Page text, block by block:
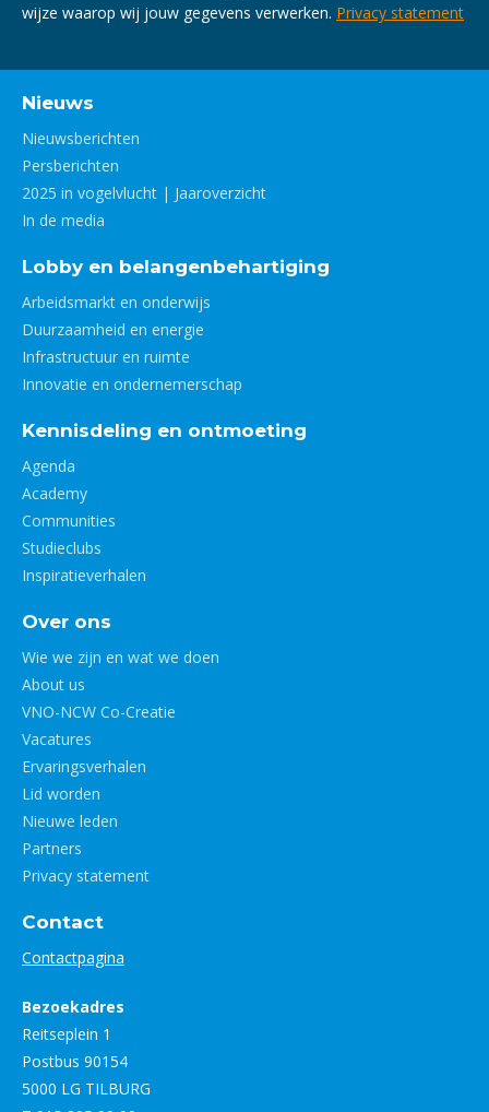
wijze waarop wij jouw gegevens verwerken. Privacy statement
Nieuws
Nieuwsberichten
Persberichten
2025 in vogelvlucht | Jaaroverzicht
In de media
Lobby en belangenbehartiging
Arbeidsmarkt en onderwijs
Duurzaamheid en energie
Infrastructuur en ruimte
Innovatie en ondernemerschap
Kennisdeling en ontmoeting
Agenda
Academy
Communities
Studieclubs
Inspiratieverhalen
Over ons
Wie we zijn en wat we doen
About us
VNO-NCW Co-Creatie
Vacatures
Ervaringsverhalen
Lid worden
Nieuwe leden
Partners
Privacy statement
Contact
Contactpagina
Bezoekadres
Reitseplein 1
Postbus 90154
5000 LG TILBURG